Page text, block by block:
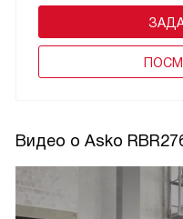
Видео о Asko